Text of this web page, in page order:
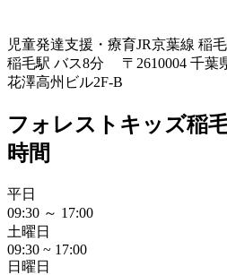
児童発達支援・療育JR京葉線 稲
稲毛駅 バス8分 〒2610004 千葉
花澤高州ビル2F-B
フォレストキッズ稲
時間
平日
09:30 ～ 17:00
土曜日
09:30 ~ 17:00
日曜日